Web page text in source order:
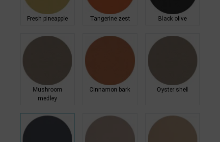
Fresh pineapple Tangerine zest Black olive
Mushroom
medley
Cinnamon bark Oyster shell